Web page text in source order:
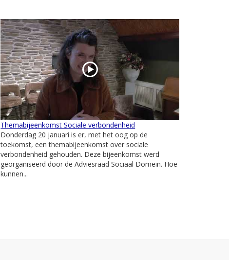
Themabijeenkomst Sociale verbondenheid
Donderdag 20 januari is er, met het oog op de
toekomst, een themabijeenkomst over sociale
verbondenheid gehouden. Deze bijeenkomst werd
georganiseerd door de Adviesraad Sociaal Domein. Hoe
kunnen...